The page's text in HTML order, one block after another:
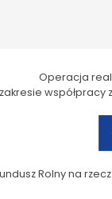
Operacja
Rolny na